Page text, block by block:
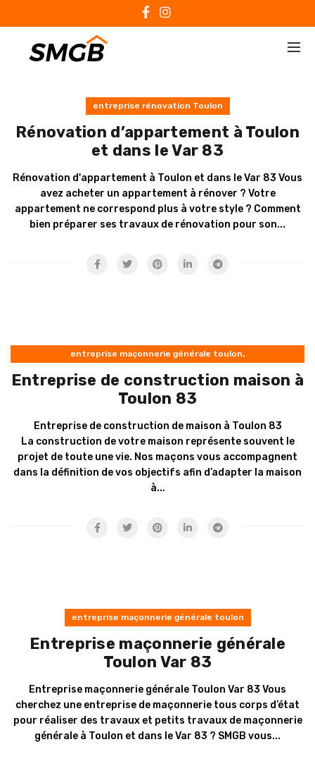
entreprise rénovation Toulon
Rénovation d’appartement à Toulon
et dans le Var 83
Rénovation d'appartement à Toulon et dans le Var 83 Vous
avez acheter un appartement à rénover ? Votre
appartement ne correspond plus à votre style ? Comment
bien préparer ses travaux de rénovation pour son...
entreprise maçonnerie générale toulon,
Entreprise construction maison
Entreprise de construction maison à
Toulon 83
Entreprise de construction de maison à Toulon 83
La construction de votre maison représente souvent le
projet de toute une vie. Nos maçons vous accompagnent
dans la définition de vos objectifs afin d’adapter la maison
à...
entreprise maçonnerie générale toulon
Entreprise maçonnerie générale
Toulon Var 83
Entreprise maçonnerie générale Toulon Var 83 Vous
cherchez une entreprise de maçonnerie tous corps d’état
pour réaliser des travaux et petits travaux de maçonnerie
générale à Toulon et dans le Var 83 ? SMGB vous...